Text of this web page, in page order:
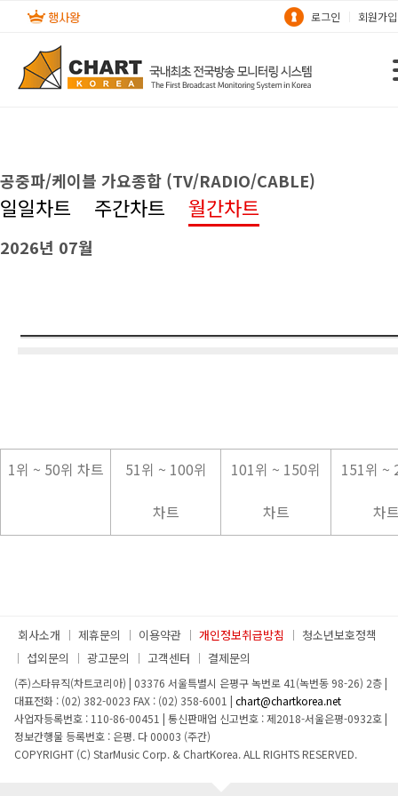
로그인 회원가입
공중파/케이블 가요종합 (TV/RADIO/CABLE)
일일차트 주간차트 월간차트
2026년 07월
1위 ~ 50위 차트
51위 ~ 100위
차트
101위 ~ 150위
차트
151위 ~
차
회사소개 제휴문의 이용약관 개인정보취급방침
청소년보호정책
섭외문의
광고문의 고객센터 결제문의
(주)스타뮤직(차트코리아) | 03376 서울특별시 은평구 녹번로 41(녹번동 98-26) 2층|
대표전화 : (02) 382-0023 FAX : (02) 358-6001 | chart@chartkorea.net
사업자등록번호 : 110-86-00451 | 통신판매업 신고번호 : 제2018-서울은평-0932호|
정보간행물 등록번호 : 은평. 다 00003 (주간)
COPYRIGHT (C) StarMusic Corp. & ChartKorea. ALL RIGHTS RESERVED.